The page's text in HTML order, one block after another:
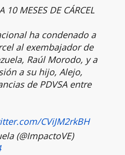
10 MESES DE CÁRCEL
ha condenado a
al exembajador de
Raúl Morodo, y a
a su hijo, Alejo,
de PDVSA entre
CViJM2rkBH
(@ImpactoVE)